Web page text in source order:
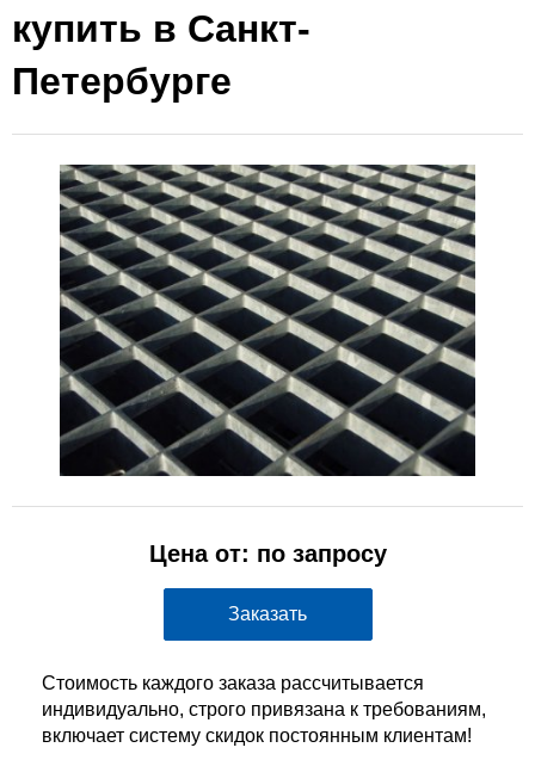
купить в Санкт-
Петербурге
Цена от: по запросу
Заказать
Стоимость каждого заказа рассчитывается
индивидуально, строго привязана к требованиям,
включает систему скидок постоянным клиентам!